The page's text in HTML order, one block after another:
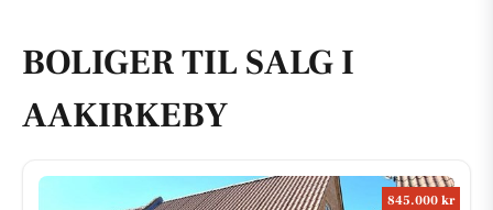
BOLIGER TIL SALG I
AAKIRKEBY
845.000 kr